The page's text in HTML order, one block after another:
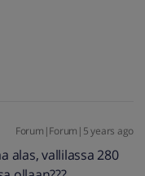
Forum|Forum|5 years ago
alas, vallilassa 280